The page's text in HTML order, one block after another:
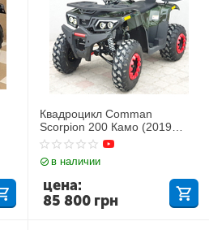
Квадроцикл Comman
Scorpion 200 Камо (2019
года)
в наличии
85 800 грн
цена: